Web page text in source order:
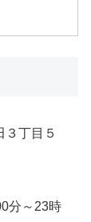
丁目５
分～23時